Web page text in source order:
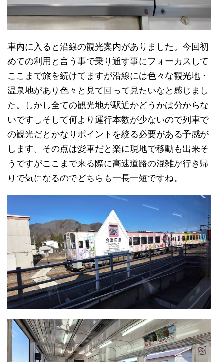
車内に入ると沿線の観光案内がありました。今回初
めての利用と言う事で乗り通す事にフォーカスして
ここまで旅を続けてますが沿線には色々な観光地・
温泉地があり色々と見て回って見たいなと感じまし
た。しかし全ての観光地が駅近かどうかは分からな
いですしそして何より運行本数が少ないので列車で
の観光だとかなりポイントを絞る必要がある予感が
します。その点は愛車だと楽に現地で移動も出来そ
うですがここまで来る際に高速道路の混雑が行き帰
りで気になるのでどちらも一長一短ですね。